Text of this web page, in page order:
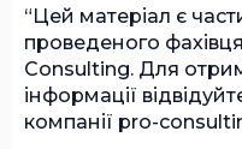
Цей матеріал є
проведеного
Consulting. Для
інформації
компанії pro-